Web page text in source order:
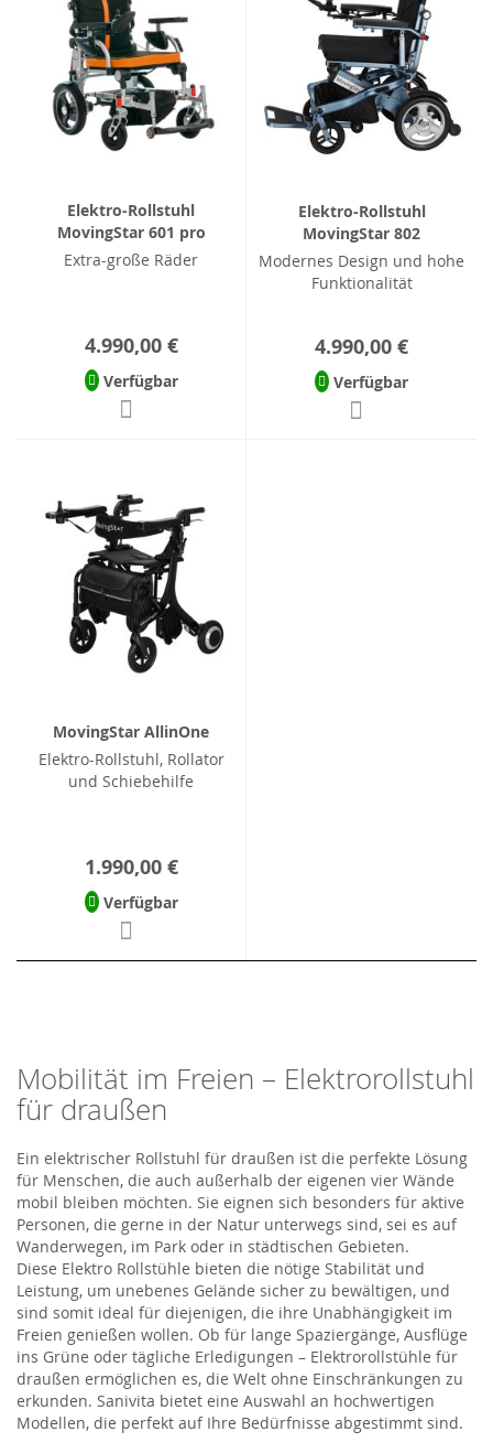
Elektro-Rollstuhl
MovingStar 601 pro
Extra-große Räder
4.990,00 €
Verfügbar
Elektro-Rollstuhl
MovingStar 802
Modernes Design und hohe
Funktionalität
4.990,00 €
Verfügbar
MovingStar AllinOne
Elektro-Rollstuhl, Rollator
und Schiebehilfe
1.990,00 €
Verfügbar
Mobilität im Freien – Elektrorollstuhl
für draußen
Ein elektrischer Rollstuhl für draußen ist die perfekte Lösung
für Menschen, die auch außerhalb der eigenen vier Wände
mobil bleiben möchten. Sie eignen sich besonders für aktive
Personen, die gerne in der Natur unterwegs sind, sei es auf
Wanderwegen, im Park oder in städtischen Gebieten.
Diese Elektro Rollstühle bieten die nötige Stabilität und
Leistung, um unebenes Gelände sicher zu bewältigen, und
sind somit ideal für diejenigen, die ihre Unabhängigkeit im
Freien genießen wollen. Ob für lange Spaziergänge, Ausflüge
ins Grüne oder tägliche Erledigungen – Elektrorollstühle für
draußen ermöglichen es, die Welt ohne Einschränkungen zu
erkunden. Sanivita bietet eine Auswahl an hochwertigen
Modellen, die perfekt auf Ihre Bedürfnisse abgestimmt sind.